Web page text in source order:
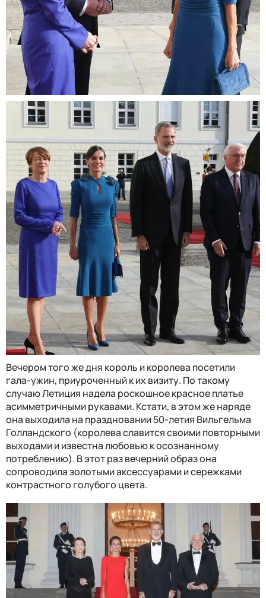
Вечером того же дня король и королева посетили
гала-ужин, приуроченный к их визиту. По такому
случаю Летиция надела роскошное красное платье
асимметричными рукавами. Кстати, в этом же наряде
она выходила на праздновании 50-летия Вильгельма
Голландского (королева славится своими повторными
выходами и известна любовью к осознанному
потреблению). В этот раз вечерний образ она
сопроводила золотыми аксессуарами и сережками
контрастного голубого цвета.